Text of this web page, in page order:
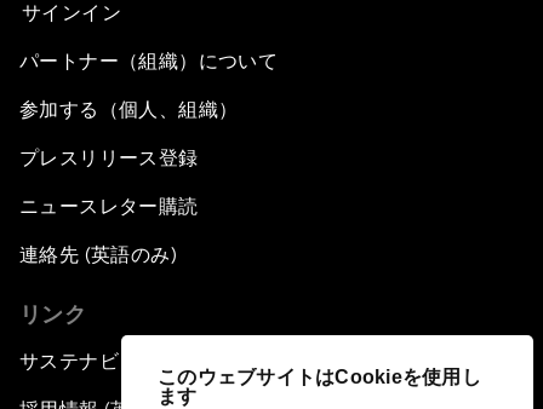
このウェブサイトはCookieを使用し
ます
サインイン
パートナー（組織）について
参加する（個人、組織）
プレスリリース登録
ニュースレター購読
連絡先 (英語のみ)
リンク
サステナビリティへの取り組み